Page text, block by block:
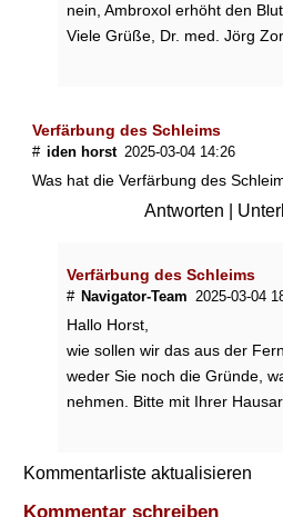
nein, Ambroxol erhöht den
Viele Grüße, Dr. med. Jörg
Verfärbung des Schleims
# iden horst 2025-03-04 14:26
Was hat die Verfärbung des
Antworten
Verfärbung des Schleims
# Navigator-Team 2025-03-04
Hallo Horst,
wie sollen wir das aus der
weder Sie noch die Gründe,
nehmen. Bitte mit Ihrer
Kommentarliste aktualisieren
Kommentar schreiben